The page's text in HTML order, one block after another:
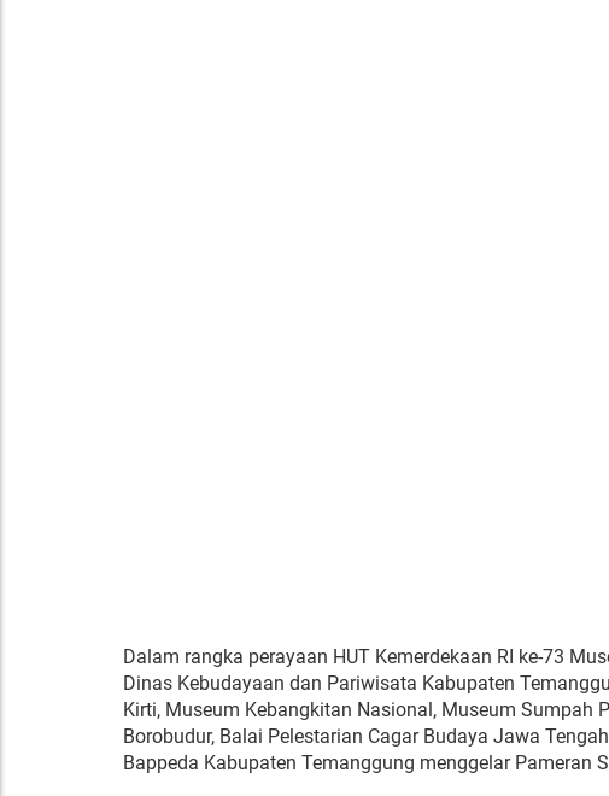
Dalam rangka perayaan HUT Kemerdekaan RI ke-73
Dinas Kebudayaan dan Pariwisata Kabupaten
Kirti, Museum Kebangkitan Nasional, Museum Sumpah
Borobudur, Balai Pelestarian Cagar Budaya Jawa
Bappeda Kabupaten Temanggung menggelar Pameran